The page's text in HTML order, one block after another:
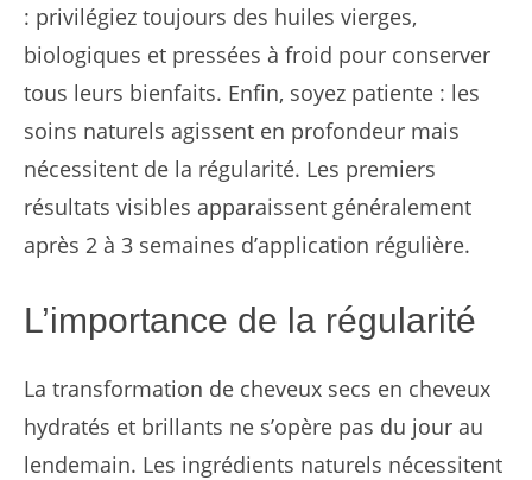
: privilégiez toujours des huiles vierges,
biologiques et pressées à froid pour conserver
tous leurs bienfaits. Enfin, soyez patiente : les
soins naturels agissent en profondeur mais
nécessitent de la régularité. Les premiers
résultats visibles apparaissent généralement
après 2 à 3 semaines d’application régulière.
L’importance de la régularité
La transformation de cheveux secs en cheveux
hydratés et brillants ne s’opère pas du jour au
lendemain. Les ingrédients naturels nécessitent